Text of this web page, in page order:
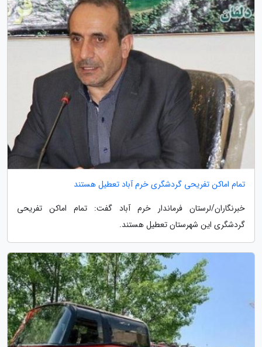
تمام اماکن تفریحی گردشگری خرم آباد تعطیل هستند
خبرنگاران/لرستان فرماندار خرم آباد گفت: تمام اماکن تفریحی
گردشگری این شهرستان تعطیل هستند.